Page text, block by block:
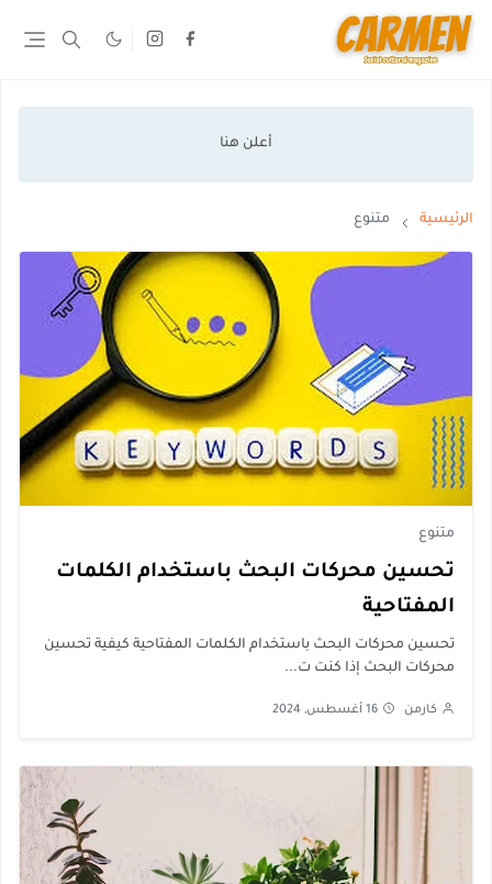
الرئيسية متنوع
متنوع
تحسين محركات البحث باستخدام الكلمات
المفتاحية
تحسين محركات البحث باستخدام الكلمات المفتاحية كيفية تحسين
محركات البحث إذا كنت ت...
كارمن 16 أغسطس, 2024